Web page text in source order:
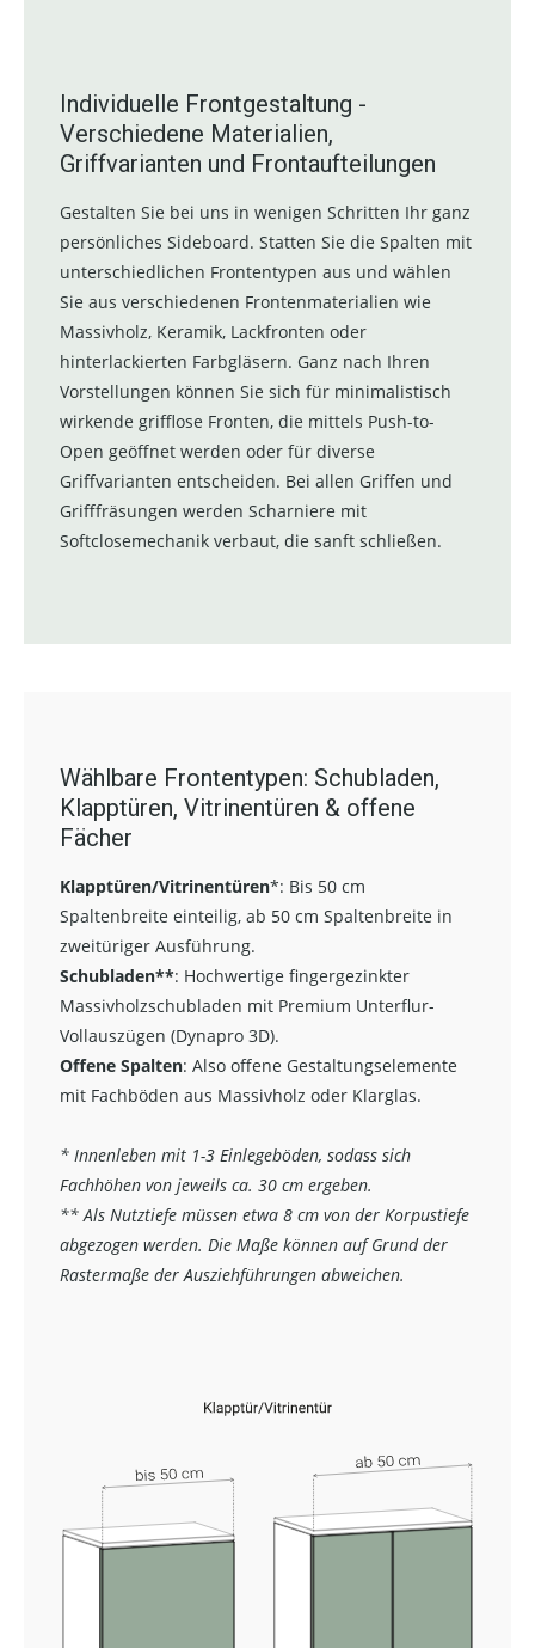
Individuelle Frontgestaltung -
Verschiedene Materialien,
Griffvarianten und Frontaufteilungen
Gestalten Sie bei uns in wenigen Schritten Ihr ganz
persönliches Sideboard. Statten Sie die Spalten mit
unterschiedlichen Frontentypen aus und wählen
Sie aus verschiedenen Frontenmaterialien wie
Massivholz, Keramik, Lackfronten oder
hinterlackierten Farbgläsern. Ganz nach Ihren
Vorstellungen können Sie sich für minimalistisch
wirkende grifflose Fronten, die mittels Push-to-
Open geöffnet werden oder für diverse
Griffvarianten entscheiden. Bei allen Griffen und
Grifffräsungen werden Scharniere mit
Softclosemechanik verbaut, die sanft schließen.
Wählbare Frontentypen: Schubladen,
Klapptüren, Vitrinentüren & offene
Fächer
Klapptüren/Vitrinentüren*: Bis 50 cm
Spaltenbreite einteilig, ab 50 cm Spaltenbreite in
zweitüriger Ausführung.
Schubladen**: Hochwertige fingergezinkter
Massivholzschubladen mit Premium Unterflur-
Vollauszügen (Dynapro 3D).
Offene Spalten: Also offene Gestaltungselemente
mit Fachböden aus Massivholz oder Klarglas.
* Innenleben mit 1-3 Einlegeböden, sodass sich
Fachhöhen von jeweils ca. 30 cm ergeben.
** Als Nutztiefe müssen etwa 8 cm von der Korpustiefe
abgezogen werden. Die Maße können auf Grund der
Rastermaße der Ausziehführungen abweichen.